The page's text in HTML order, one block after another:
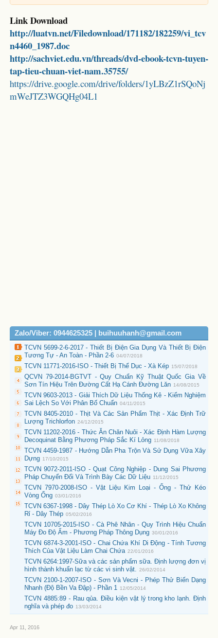
Link Download
http://luatvn.net/Filedownload/171182/182259/vi_tcv
n4460_1987.doc
http://sachviet.edu.vn/threads/dvd-ebook-tcvn-tuyen-
tap-tieu-chuan-viet-nam.35755/
https://drive.google.com/drive/folders/1yLBzZ1rSQoNj
mWeJTZ3WGQHg04L1
Zalo/Viber: 0944625325 | buihuuhanh@gmail.com
TCVN 5699-2-6-2017 - Thiết Bị Điện Gia Dụng Và Thiết Bị Điện
Tương Tự - An Toàn - Phần 2-6 04/07/2018
TCVN 11771-2016-ISO - Thiết Bị Thể Dục - Xà Kép 15/07/2018
QCVN 79-2014-BGTVT - Quy Chuẩn Kỹ Thuật Quốc Gia Về
Sơn Tín Hiệu Trên Đường Cất Hạ Cánh Đường Lăn 14/08/2015
TCVN 9603-2013 - Giải Thích Dữ Liệu Thống Kê - Kiểm Nghiệm
Sai Lệch So Với Phân Bố Chuẩn 04/11/2015
TCVN 8405-2010 - Thịt Và Các Sản Phẩm Thịt - Xác Định Trữ
Lượng Trichlorfon 24/12/2015
TCVN 11202-2016 - Thức Ăn Chăn Nuôi - Xác Định Hàm Lượng
Decoquinat Bằng Phương Pháp Sắc Kí Lỏng 11/08/2018
TCVN 4459-1987 - Hướng Dẫn Pha Trộn Và Sử Dụng Vữa Xây
Dựng 17/10/2015
TCVN 9072-2011-ISO - Quạt Công Nghiệp - Dung Sai Phương
Pháp Chuyển Đổi Và Trình Bày Các Dữ Liệu 11/12/2015
TCVN 7970-2008-ISO - Vật Liệu Kim Loại - Ống - Thử Kéo
Vòng Ống 03/01/2016
TCVN 6367-1998 - Dây Thép Lò Xo Cơ Khí - Thép Lò Xo Không
Rỉ - Dây Thép 05/02/2016
TCVN 10705-2015-ISO - Cà Phê Nhân - Quy Trình Hiệu Chuẩn
Máy Đo Độ Ẩm - Phương Pháp Thông Dụng 30/01/2016
TCVN 6874-3-2001-ISO - Chai Chứa Khí Di Động - Tính Tương
Thích Của Vật Liệu Làm Chai Chứa 22/01/2016
TCVN 6264:1997-Sữa và các sản phẩm sữa. Định lượng đơn vị
hình thành khuẩn lạc từ các vi sinh vật.
26/02/2014
TCVN 2100-1-2007-ISO - Sơn Và Vecni - Phép Thử Biến Dạng
Nhanh (Độ Bền Va Đập) - Phần 1
12/05/2014
TCVN 4885:89 - Rau qủa. Điều kiện vật lý trong kho lạnh. Định
nghĩa và phép đo 13/03/2014
Apr 11, 2016